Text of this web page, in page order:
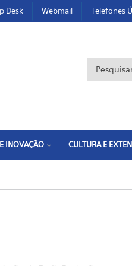
Desk Webmail Telefones
INOVAÇÃO CULTURA E